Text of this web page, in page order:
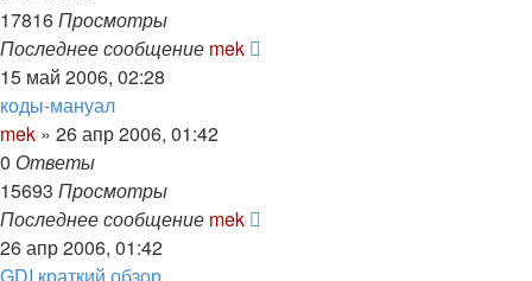
17816Просмотры
Последнее сообщение mek
15 май 2006, 02:28
коды-мануал
mek » 26 апр 2006, 01:42
0 Ответы
15693 Просмотры
Последнее сообщение mek
26 апр 2006, 01:42